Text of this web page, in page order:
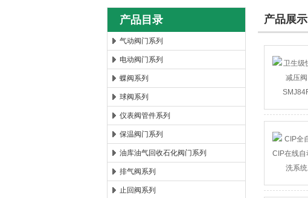
郑州森玛自控阀门有限公司
产品目录
气动阀门系列
电动阀门系列
蝶阀系列
球阀系列
仪表阀管件系列
保温阀门系列
油库油气回收石化阀门系列
排气阀系列
止回阀系列
产品展示